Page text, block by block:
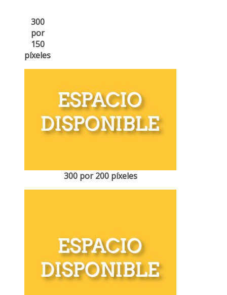
300
por
150
píxeles
300 por 200 píxeles